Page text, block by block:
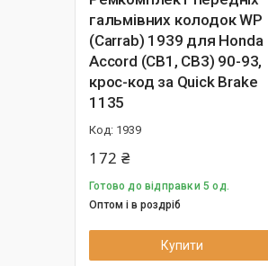
гальмівних колодок WP
(Carrab) 1939 для Honda
Accord (CB1, CB3) 90-93,
крос-код за Quick Brake
1135
1939
172 ₴
Готово до відправки 5 од.
Оптом і в роздріб
Купити